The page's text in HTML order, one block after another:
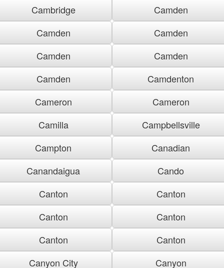
Cambridge
Camden
Camden
Camden
Camden
Camden
Camden
Camdenton
Cameron
Cameron
Camilla
Campbellsville
Campton
Canadian
Canandaigua
Cando
Canton
Canton
Canton
Canton
Canton
Canton
Canyon City
Canyon